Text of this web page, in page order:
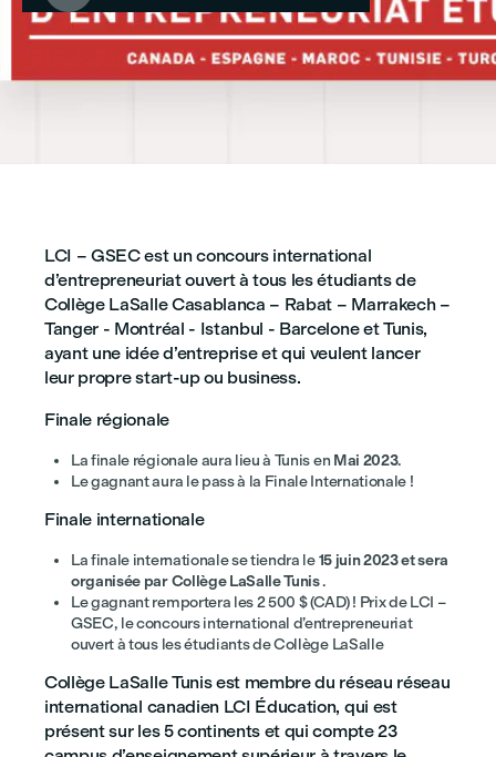
LCI – GSEC est un concours international
d’entrepreneuriat ouvert à tous les étudiants de
Collège LaSalle Casablanca – Rabat – Marrakech –
Tanger - Montréal - Istanbul - Barcelone et Tunis,
ayant une idée d’entreprise et qui veulent lancer
leur propre start-up ou business.
Finale régionale
La finale régionale aura lieu à Tunis en Mai 2023.
Le gagnant aura le pass à la Finale Internationale !
Finale internationale
La finale internationale se tiendra le15 juin 2023 et sera
organisée par Collège LaSalle Tunis.
Le gagnant remportera les 2 500 $ (CAD) ! Prix de LCI –
GSEC, le concours international d’entrepreneuriat
ouvert à tous les étudiants de Collège LaSalle
Collège LaSalle Tunis est membre du réseau réseau
international canadien LCI Éducation, qui est
présent sur les 5 continents et qui compte 23